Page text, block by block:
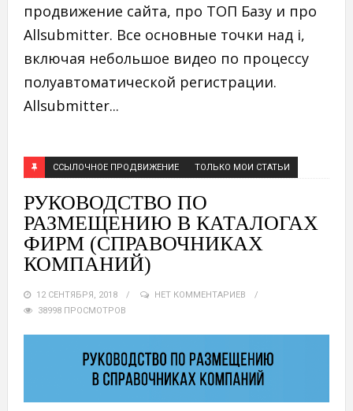
продвижение сайта, про ТОП Базу и про
Allsubmitter. Все основные точки над i,
включая небольшое видео по процессу
полуавтоматической регистрации.
Allsubmitter...
ССЫЛОЧНОЕ ПРОДВИЖЕНИЕ ТОЛЬКО МОИ СТАТЬИ
РУКОВОДСТВО ПО
РАЗМЕЩЕНИЮ В КАТАЛОГАХ
ФИРМ (СПРАВОЧНИКАХ
КОМПАНИЙ)
12 СЕНТЯБРЯ, 2018
НЕТ КОММЕНТАРИЕВ
38998 ПРОСМОТРОВ